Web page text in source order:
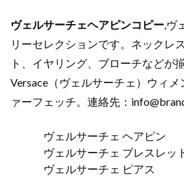
ヴェルサーチェヘアピンコピー,ヴ
リーセレクションです。ネックレ
ト、イヤリング、ブローチなどが
Versace（ヴェルサーチェ）ウィ
ァーフェッチ。連絡先：
ヴェルサーチェ ヘアピン
ヴェルサーチェ ブレスレッ
ヴェルサーチェ ピアス